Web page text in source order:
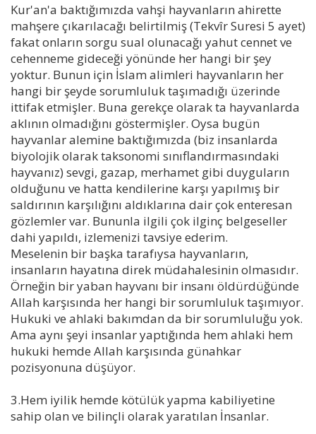
Kur'an'a baktığımızda vahşi hayvanların ahirette
mahşere çıkarılacağı belirtilmiş (Tekvîr Suresi 5 ayet)
fakat onların sorgu sual olunacağı yahut cennet ve
cehenneme gideceği yönünde her hangi bir şey
yoktur. Bunun için İslam alimleri hayvanların her
hangi bir şeyde sorumluluk taşımadığı üzerinde
ittifak etmişler. Buna gerekçe olarak ta hayvanlarda
aklının olmadığını göstermişler. Oysa bugün
hayvanlar alemine baktığımızda (biz insanlarda
biyolojik olarak taksonomi sınıflandırmasındaki
hayvanız) sevgi, gazap, merhamet gibi duyguların
olduğunu ve hatta kendilerine karşı yapılmış bir
saldırının karşılığını aldıklarına dair çok enteresan
gözlemler var. Bununla ilgili çok ilginç belgeseller
dahi yapıldı, izlemenizi tavsiye ederim.
Meselenin bir başka tarafıysa hayvanların,
insanların hayatına direk müdahalesinin olmasıdır.
Örneğin bir yaban hayvanı bir insanı öldürdüğünde
Allah karşısında her hangi bir sorumluluk taşımıyor.
Hukuki ve ahlaki bakımdan da bir sorumluluğu yok.
Ama aynı şeyi insanlar yaptığında hem ahlaki hem
hukuki hemde Allah karşısında günahkar
pozisyonuna düşüyor.
3.Hem iyilik hemde kötülük yapma kabiliyetine
sahip olan ve bilinçli olarak yaratılan İnsanlar.